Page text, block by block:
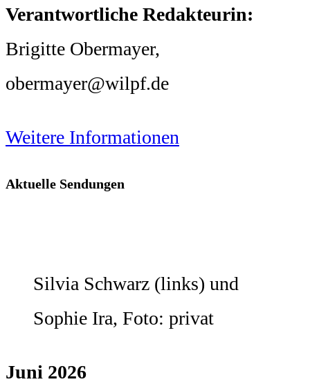
Verantwortliche Redakteurin:
Brigitte Obermayer,
obermayer@wilpf.de
Weitere Informationen
Aktuelle Sendungen
Silvia Schwarz (links) und
Sophie Ira, Foto: privat
Juni 2026